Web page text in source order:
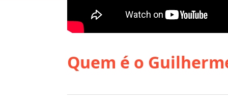
Quem é o